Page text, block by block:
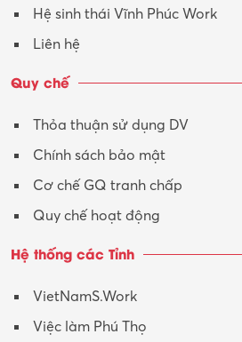
Y tế-Dược
Hệ sinh thái Vĩnh Phúc Work
Liên hệ
Quy chế
Thỏa thuận sử dụng DV
Chính sách bảo mật
Cơ chế GQ tranh chấp
Quy chế hoạt động
Hệ thống các Tỉnh
VietNamS.Work
Việc làm Phú Thọ